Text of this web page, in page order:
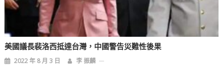
美國議長裴洛西抵達台灣，中國警告災難性後果
2022 年 8 月 3 日 李 振麟